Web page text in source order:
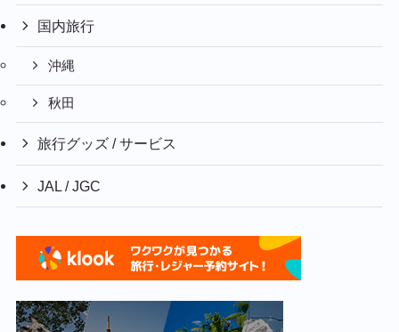
国内旅行
沖縄
秋田
旅行グッズ / サービス
JAL / JGC